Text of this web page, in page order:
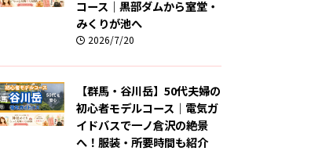
コース｜黒部ダムから室堂・
みくりが池へ
2026/7/20
【群馬・谷川岳】50代夫婦の
初心者モデルコース｜電気ガ
イドバスで一ノ倉沢の絶景
へ！服装・所要時間も紹介